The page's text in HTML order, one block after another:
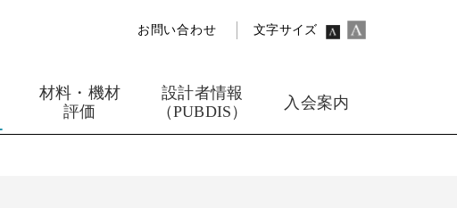
お問い合わせ 文字サイズ
材料・機材
評価
設計者情報
（PUBDIS）
入会案内